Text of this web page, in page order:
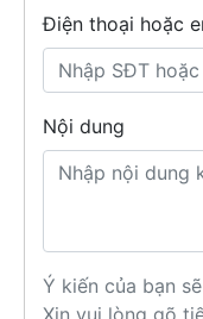
Điện thoại hoặc
Nội dung
Ý kiến của bạn